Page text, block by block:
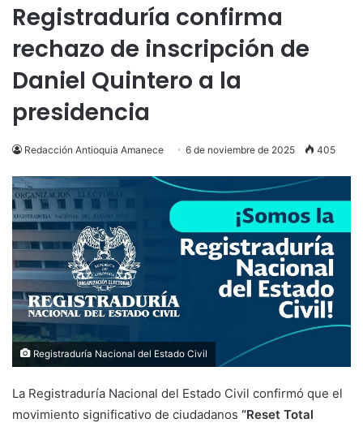
Registraduría confirma
rechazo de inscripción de
Daniel Quintero a la
presidencia
Redacción Antioquia Amanece 6 de noviembre de 2025 405
Registraduría Nacional del Estado Civil
La Registraduría Nacional del Estado Civil confirmó que el
movimiento significativo de ciudadanos “Reset Total